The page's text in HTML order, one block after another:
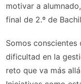
motivar a
final de 2.º de
Somos conscientes
dificultad en la
reto que va más